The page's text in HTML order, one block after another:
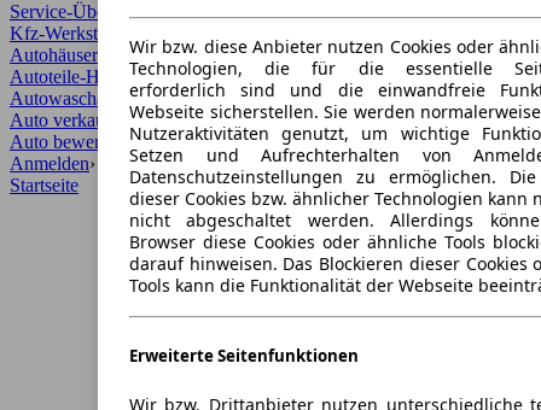
Service-Übersicht
Kfz-Werkstätten
Autohäuser und Händler
Autoteile-Händler
Autowaschanlagen
Auto verkaufen ›
Auto bewerten
Anmelden›
Wir bzw. diese Anbieter nutzen Cookies oder
Technologien, die für die essentielle
erforderlich sind und die einwandfreie
Webseite sicherstellen. Sie werden
Nutzeraktivitäten genutzt, um wichtige
Setzen und Aufrechterhalten von
Datenschutzeinstellungen zu ermöglichen.
dieser Cookies bzw. ähnlicher Technologien kann
nicht abgeschaltet werden. Allerdings
Browser diese Cookies oder ähnliche Tools
darauf hinweisen. Das Blockieren dieser Cookies
Tools kann die Funktionalität der Webseite
Erweiterte Seitenfunktionen
Wir bzw. Drittanbieter nutzen unterschiedliche
Startseite